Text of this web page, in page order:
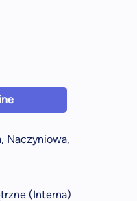
Naczyniowa,
(Interna)